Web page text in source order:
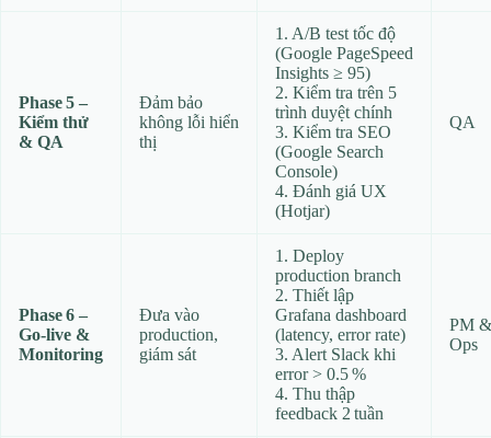
Phase 5 –
Kiểm thử
& QA
Đảm bảo
không lỗi hiển
thị
1. A/B test tốc độ
(Google PageSpeed
Insights ≥ 95)
2. Kiểm tra trên 5
trình duyệt chính
3. Kiểm tra SEO
(Google Search
Console)
4. Đánh giá UX
(Hotjar)
QA
Phase 6 –
Go‑live &
Monitoring
Đưa vào
production,
giám sát
1. Deploy
production branch
2. Thiết lập
Grafana dashboard
(latency, error rate)
3. Alert Slack khi
error > 0.5 %
4. Thu thập
feedback 2 tuần
PM &
Ops